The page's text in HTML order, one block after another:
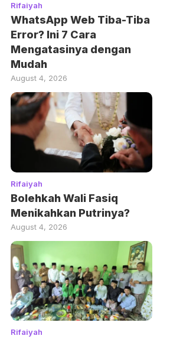
Rifaiyah
WhatsApp Web Tiba-Tiba
Error? Ini 7 Cara
Mengatasinya dengan
Mudah
August 4, 2026
Rifaiyah
Bolehkah Wali Fasiq
Menikahkan Putrinya?
August 4, 2026
Rifaiyah